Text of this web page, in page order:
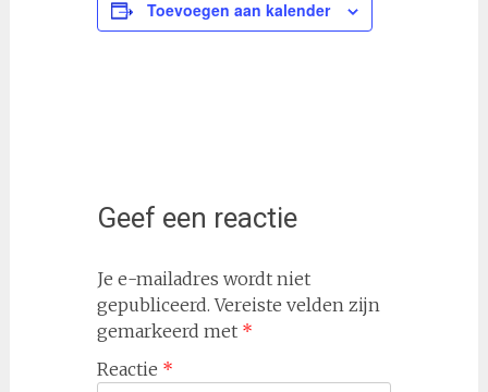
Toevoegen aan kalender
Geef een reactie
Je e-mailadres wordt niet
gepubliceerd. Vereiste velden zijn
gemarkeerd met *
Reactie *